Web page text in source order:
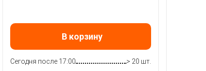
В корзину
Сегодня после 17:00 > 20 шт.